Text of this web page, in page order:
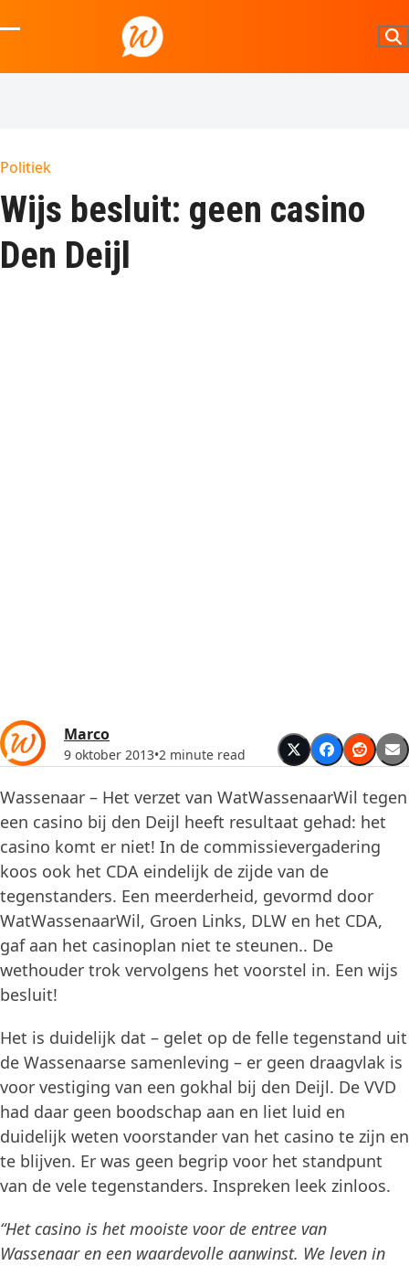
to
mobile
mobile
Politiek
Wijs besluit: geen casino
Den Deijl
Marco
9 oktober 2013•2 minute read
Wassenaar – Het verzet van WatWassenaarWil tegen
een casino bij den Deijl heeft resultaat gehad: het
casino komt er niet! In de commissievergadering
koos ook het CDA eindelijk de zijde van de
tegenstanders. Een meerderheid, gevormd door
WatWassenaarWil, Groen Links, DLW en het CDA,
gaf aan het casinoplan niet te steunen.. De
wethouder trok vervolgens het voorstel in. Een wijs
besluit!
Het is duidelijk dat – gelet op de felle tegenstand uit
de Wassenaarse samenleving – er geen draagvlak is
voor vestiging van een gokhal bij den Deijl. De VVD
had daar geen boodschap aan en liet luid en
duidelijk weten voorstander van het casino te zijn en
te blijven. Er was geen begrip voor het standpunt
van de vele tegenstanders. Inspreken leek zinloos.
“Het casino is het mooiste voor de entree van
Wassenaar en een waardevolle aanwinst. We leven in